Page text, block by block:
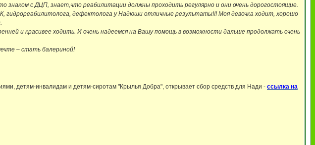
с ДЦП, знает,что реабилитации должны проходить регулярно и они очень дорогостоящие.
гидрореабилитолога, дефектолога у Надюши отличные результаты!!! Моя девочка ходит, хорошо
и красивее ходить. И очень надеемся на Вашу помощь в возможности дальше продолжать очень
– стать балериной!
детям-инвалидам и детям-сиротам "Крылья Добра", открывает сбор средств для Нади - ссылка на